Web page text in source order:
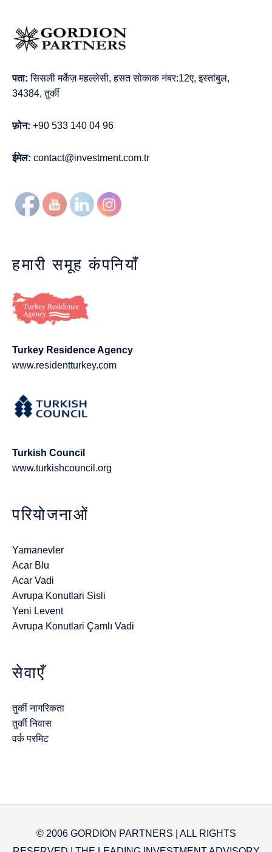
पता: सिसली मर्केज़ महल्लेसी, हसत सोकाक नंबर:12ए, इस्तांबुल,
34384, तुर्की
फ़ोन: +90 533 140 04 96
ईमेल: contact@investment.com.tr
हमारी समूह कंपनियाँ
Turkey Residence Agency
www.residentturkey.com
Turkish Council
www.turkishcouncil.org
परियोजनाओं
Yamanevler
Acar Blu
Acar Vadi
Avrupa Konutlari Sisli
Yeni Levent
Avrupa Konutlari Çamlı Vadi
सेवाएँ
तुर्की नागरिकता
तुर्की निवास
वर्क परमिट
© 2006 GORDION PARTNERS | ALL RIGHTS